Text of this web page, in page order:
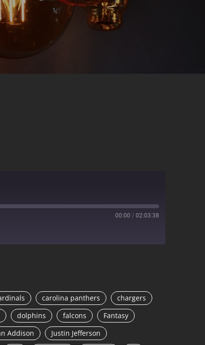
00:00 / 02:03:38
carolina panthers
chargers
dolphins falcons
Fantasy
Addison
Justin Jefferson